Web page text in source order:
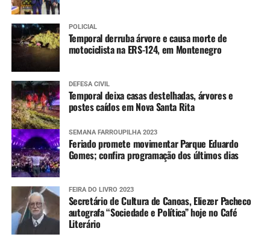
POLICIAL
Temporal derruba árvore e causa morte de
motociclista na ERS-124, em Montenegro
DEFESA CIVIL
Temporal deixa casas destelhadas, árvores e
postes caídos em Nova Santa Rita
SEMANA FARROUPILHA 2023
Feriado promete movimentar Parque Eduardo
Gomes; confira programação dos últimos dias
FEIRA DO LIVRO 2023
Secretário de Cultura de Canoas, Eliezer Pacheco
autografa “Sociedade e Política” hoje no Café
Literário